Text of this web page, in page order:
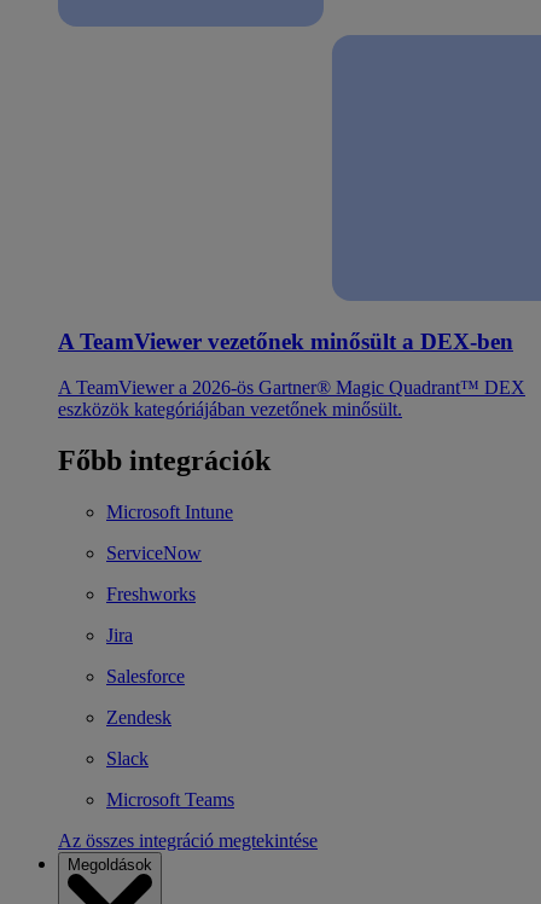
A TeamViewer vezetőnek minősült a DEX-ben
A TeamViewer a 2026-ös Gartner® Magic Quadrant™ DEX
eszközök kategóriájában vezetőnek minősült.
Főbb integrációk
Microsoft Intune
ServiceNow
Freshworks
Jira
Salesforce
Zendesk
Slack
Microsoft Teams
Az összes integráció megtekintése
Megoldások